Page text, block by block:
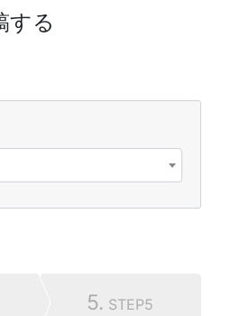
する
5. STEP5